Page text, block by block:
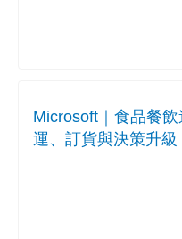
Microsoft｜食品餐
運、訂貨與決策升級